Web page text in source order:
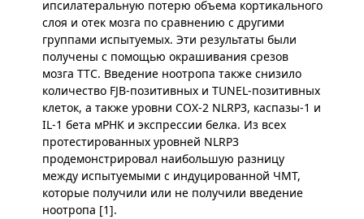
ипсилатеральную потерю объема кортикального
слоя и отек мозга по сравнению с другими
группами испытуемых. Эти результаты были
получены с помощью окрашивания срезов
мозга TTC. Введение ноотропа также снизило
количество FJB-позитивных и TUNEL-позитивных
клеток, а также уровни COX-2 NLRP3, каспазы-1 и
IL-1 бета мРНК и экспрессии белка. Из всех
протестированных уровней NLRP3
продемонстрировал наибольшую разницу
между испытуемыми с индуцированной ЧМТ,
которые получили или не получили введение
ноотропа [1].